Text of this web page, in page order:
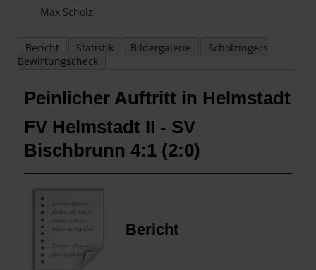
Max Scholz
Bericht Statistik Bildergalerie
Scholzingers
Bewirtungscheck
Peinlicher Auftritt in Helmstadt
FV Helmstadt II - SV
Bischbrunn 4:1 (2:0)
Bericht